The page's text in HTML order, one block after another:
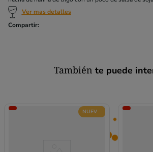
Ver mas detalles
También te puede
NUEVO